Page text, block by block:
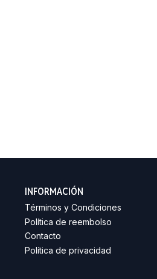
INFORMACIÓN
Términos y Condiciones
Política de reembolso
Contacto
Política de privacidad